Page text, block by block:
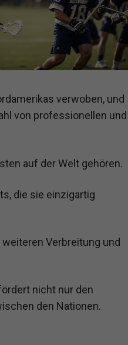
verwoben, und
von professionellen und
auf der Welt gehören.
die sie einzigartig
Verbreitung und
nicht nur den
den Nationen.